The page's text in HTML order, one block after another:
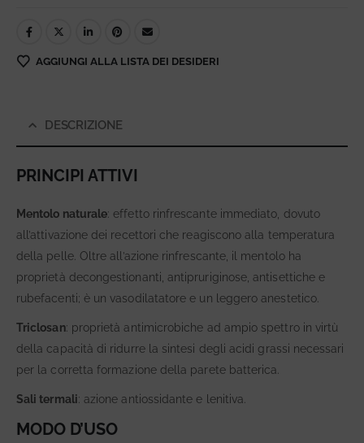
AGGIUNGI ALLA LISTA DEI DESIDERI
DESCRIZIONE
PRINCIPI ATTIVI
Mentolo naturale: effetto rinfrescante immediato, dovuto
all’attivazione dei recettori che reagiscono alla temperatura
della pelle. Oltre all’azione rinfrescante, il mentolo ha
proprietà decongestionanti, antipruriginose, antisettiche e
rubefacenti; è un vasodilatatore e un leggero anestetico.
Triclosan: proprietà antimicrobiche ad ampio spettro in virtù
della capacità di ridurre la sintesi degli acidi grassi necessari
per la corretta formazione della parete batterica.
Sali termali: azione antiossidante e lenitiva.
MODO D’USO